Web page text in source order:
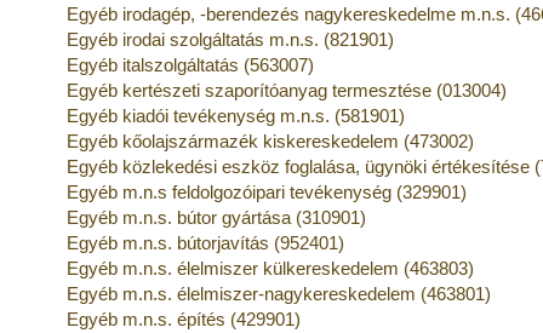
Egyéb irodagép, -berendezés nagykereskedelme m.n.s.
Egyéb irodai szolgáltatás m.n.s. (821901)
Egyéb italszolgáltatás (563007)
Egyéb kertészeti szaporítóanyag termesztése (013004)
Egyéb kiadói tevékenység m.n.s. (581901)
Egyéb kőolajszármazék kiskereskedelem (473002)
Egyéb közlekedési eszköz foglalása, ügynöki értékesítése
Egyéb m.n.s feldolgozóipari tevékenység (329901)
Egyéb m.n.s. bútor gyártása (310901)
Egyéb m.n.s. bútorjavítás (952401)
Egyéb m.n.s. élelmiszer külkereskedelem (463803)
Egyéb m.n.s. élelmiszer-nagykereskedelem (463801)
Egyéb m.n.s. építés (429901)